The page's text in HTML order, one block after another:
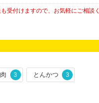
受付けますので、お気軽にご相談く
肉 3 とんかつ 3